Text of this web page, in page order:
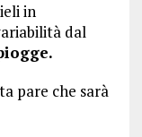
in
dal
pare che sarà